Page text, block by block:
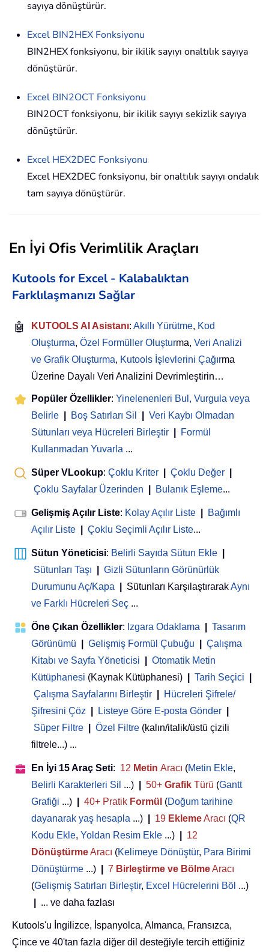
sayıya dönüştürür.
Excel BIN2HEX Fonksiyonu
BIN2HEX fonksiyonu, bir ikilik sayıyı onaltılık sayıya
dönüştürür.
Excel BIN2OCT Fonksiyonu
BIN2OCT fonksiyonu, bir ikilik sayıyı sekizlik sayıya
dönüştürür.
Excel HEX2DEC Fonksiyonu
Excel HEX2DEC fonksiyonu, bir onaltılık sayıyı ondalık
tam sayıya dönüştürür.
En İyi Ofis Verimlilik Araçları
Kutools for Excel - Kalabalıktan
Farklılaşmanızı Sağlar
🤖 KUTOOLS AI Asistanı: Akıllı Yürütme, Kod
Oluşturma, Özel Formüller Oluşturma, Veri Analizi
ve Grafik Oluşturma, Kutools İşlevlerini Çağırma
Üzerine Dayalı Veri Analizini Devrimleştirin…
Popüler Özellikler: Yinelenenleri Bul, Vurgula veya
Belirle
Boş Satırları Sil
Veri Kaybı Olmadan
Sütunları veya Hücreleri Birleştir
Formül
Kullanmadan Yuvarla ...
Süper VLookup: Çoklu Kriter Çoklu Değer
Çoklu Sayfalar Üzerinden
Bulanık Eşleme...
Gelişmiş Açılır Liste: Kolay Açılır Liste
Bağımlı
Açılır Liste
Çoklu Seçimli Açılır Liste...
Sütun Yöneticisi: Belirli Sayıda Sütun Ekle
Sütunları Taşı
Gizli Sütunların Görünürlük
Durumunu Aç/Kapa
Sütunları KarşılaştırarakAynı
ve Farklı Hücreleri Seç ...
Öne Çıkan Özellikler: Izgara Odaklama
Tasarım
Görünümü
Gelişmiş Formül Çubuğu
Çalışma
Kitabı ve Sayfa Yöneticisi
Otomatik Metin
Kütüphanesi (Kaynak Kütüphanesi) Tarih Seçici
Çalışma Sayfalarını Birleştir
Hücreleri Şifrele/
Şifresini Çöz
Listeye Göre E-posta Gönder
Süper Filtre
Özel Filtre (kalın/italik/üstü çizili
filtrele...) ...
En İyi 15 Araç Seti: 12 Metin Aracı (Metin Ekle,
Belirli Karakterleri Sil ...) 50+ Grafik Türü (Gantt
Grafiği ...) 40+ Pratik Formül (Doğum tarihine
dayanarak yaş hesapla ...) 19 EklemeAracı (QR
Kodu Ekle, Yoldan Resim Ekle ...)
12
DönüştürmeAracı (Kelimeye Dönüştür, Para Birimi
Dönüştürme ...) 7 Birleştirme ve BölmeAracı
(Gelişmiş Satırları Birleştir, Excel Hücrelerini Böl ...)
... ve daha fazlası
Kutools'u İngilizce, İspanyolca, Almanca, Fransızca,
Çince ve 40'tan fazla diğer dil desteğiyle tercih ettiğiniz